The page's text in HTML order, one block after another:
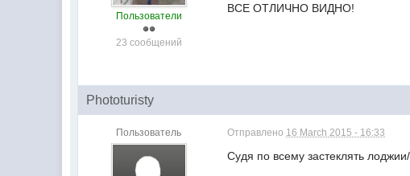
Пользователи
23 сообщений
ВСЕ ОТЛИЧНО ВИДНО!
Phototuristy
Пользователь Отправлено 16 March 2015 - 16:33
Судя по всему застеклять